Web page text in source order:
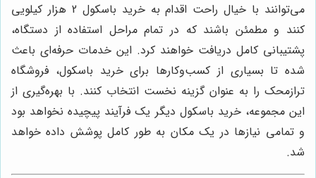
می‌توانند با خیال راحت اقدام به خرید باسکول 2 هزار کیلویی
کنند و مطمئن باشند که در تمام مراحل استفاده از دستگاه،
پشتیبانی کامل دریافت خواهند کرد. این خدمات حرفه‌ای باعث
شده تا بسیاری از کسب‌وکارها برای خرید باسکول، فروشگاه
ترازمحک را به عنوان گزینه نخست انتخاب کنند. با بهره‌گیری از
این مجموعه، خرید باسکول دیگر یک فرآیند پیچیده نخواهد بود
و تمامی نیازها در یک مکان به طور کامل پوشش داده خواهد
شد.